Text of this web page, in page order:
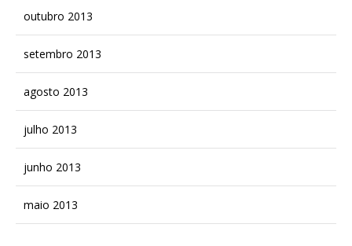
outubro 2013
setembro 2013
agosto 2013
julho 2013
junho 2013
maio 2013